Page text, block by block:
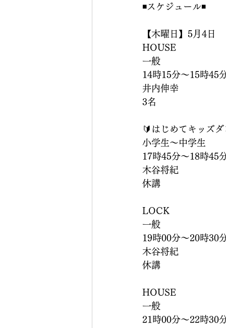
◾️スケジュール◾️
【木曜日】5月4日
HOUSE
一般
14時15分〜15時45
井内伸幸
3名
🔰はじめてキッズダ
小学生〜中学生
17時45分〜18時45
木谷将紀
休講
LOCK
一般
19時00分〜20時30
木谷将紀
休講
HOUSE
一般
21時00分〜22時30